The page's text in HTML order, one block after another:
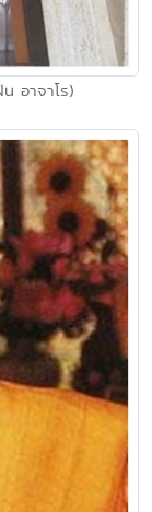
อาจาโร)